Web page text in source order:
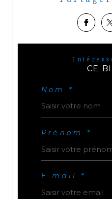
CE
Nom *
Prénom *
E-mail *